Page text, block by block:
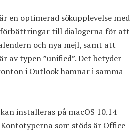
en optimerad sökupplevelse med
förbättringar till dialogerna för att
och nya mejl, samt att
av typen ”unified”. Det betyder
i Outlook hamnar i samma
installeras på macOS 10.14
Kontotyperna som stöds är Office